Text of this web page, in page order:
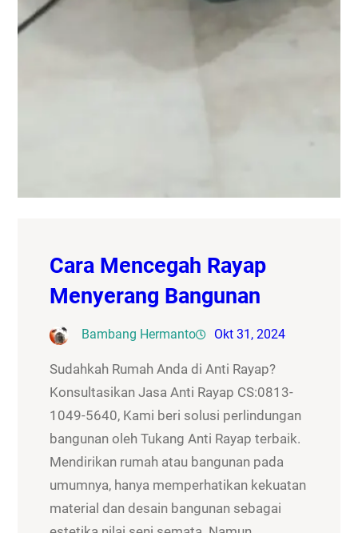
Cara Mencegah Rayap
Menyerang Bangunan
Bambang Hermanto Okt 31, 2024
Sudahkah Rumah Anda di Anti Rayap?
Konsultasikan Jasa Anti Rayap CS:0813-
1049-5640, Kami beri solusi perlindungan
bangunan oleh Tukang Anti Rayap terbaik.
Mendirikan rumah atau bangunan pada
umumnya, hanya memperhatikan kekuatan
material dan desain bangunan sebagai